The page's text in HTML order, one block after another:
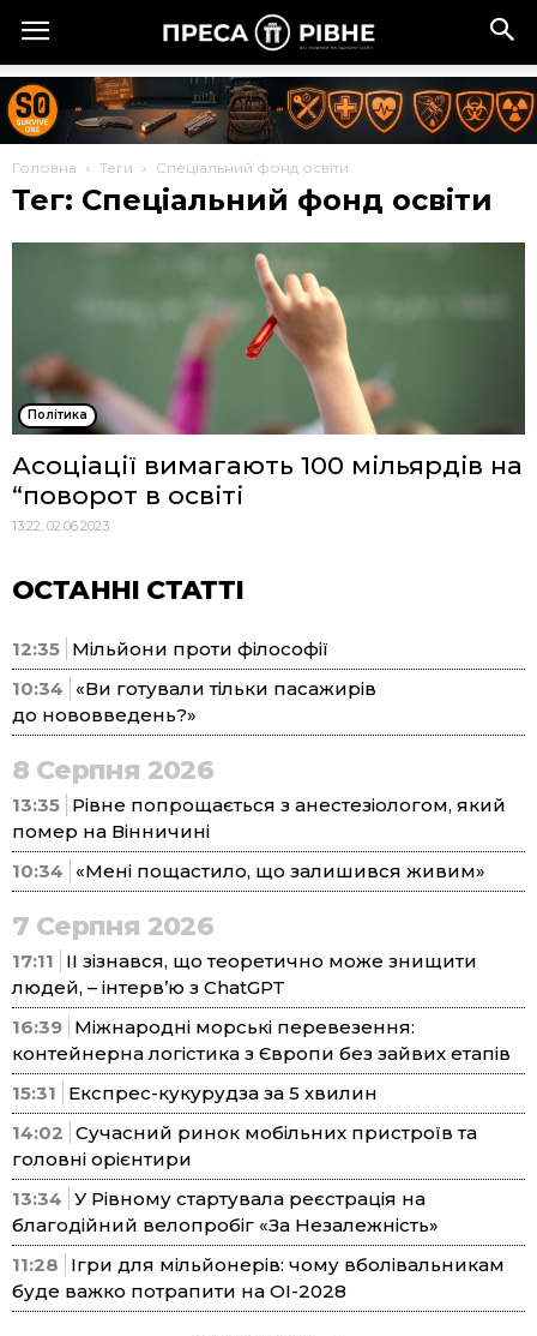
Головна Теги Спеціальний фонд освіти
Тег: Спеціальний фонд освіти
Політика
Асоціації вимагають 100 мільярдів на
“поворот в освіті
13:22, 02.06.2023
ОСТАННІ СТАТТІ
12:35 Мільйони проти філософії
10:34
«Ви готували тільки пасажирів
до нововведень?»
8 Серпня 2026
13:35 Рівне попрощається з анестезіологом, який
помер на Вінничині
10:34
«Мені пощастило, що залишився живим»
7 Серпня 2026
17:11
ІІ зізнався, що теоретично може знищити
людей, – інтерв’ю з ChatGPT
16:39 Міжнародні морські перевезення:
контейнерна логістика з Європи без зайвих етапів
15:31
Експрес-кукурудза за 5 хвилин
14:02 Сучасний ринок мобільних пристроїв та
головні орієнтири
13:34 У Рівному стартувала реєстрація на
благодійний велопробіг «За Незалежність»
11:28
Ігри для мільйонерів: чому вболівальникам
буде важко потрапити на ОІ-2028